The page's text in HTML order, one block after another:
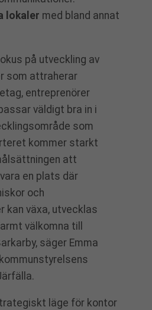
lokaler med bland annat
på utveckling av
som attraherar
entreprenörer
väldigt bra in i
som
kommer starkt
att
en plats där
och
kan växa, utvecklas
välkomna till
säger Emma
läge för kontor